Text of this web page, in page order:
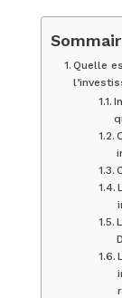
Quelle